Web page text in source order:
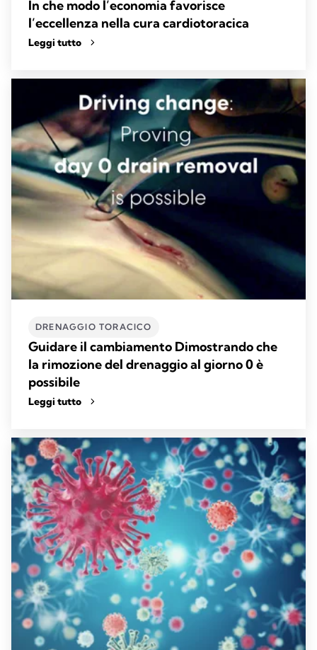
In che modo l’economia favorisce
l’eccellenza nella cura cardiotoracica
Leggi tutto
DRENAGGIO TORACICO
Guidare il cambiamento Dimostrando che
la rimozione del drenaggio al giorno 0 è
possibile
Leggi tutto